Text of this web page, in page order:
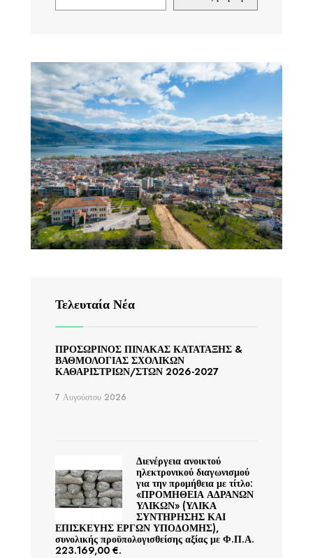
Τελευταία Νέα
ΠΡΟΣΩΡΙΝΟΣ ΠΙΝΑΚΑΣ ΚΑΤΑΤΑΞΗΣ &
ΒΑΘΜΟΛΟΓΙΑΣ ΣΧΟΛΙΚΩΝ
ΚΑΘΑΡΙΣΤΡΙΩΝ/ΣΤΩΝ 2026-2027
7 Αυγούστου 2026
Διενέργεια ανοικτού
ηλεκτρονικού διαγωνισμού
για την προμήθεια με τίτλο:
«ΠΡΟΜΗΘΕΙΑ ΑΔΡΑΝΩΝ
ΥΛΙΚΩΝ» (ΥΛΙΚΑ
ΣΥΝΤΗΡΗΣΗΣ ΚΑΙ
ΕΠΙΣΚΕΥΗΣ ΕΡΓΩΝ ΥΠΟΔΟΜΗΣ),
συνολικής προϋπολογισθείσης αξίας με Φ.Π.Α.
223.169,00 €.